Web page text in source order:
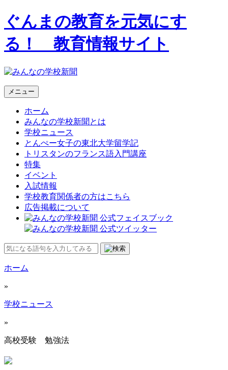
ぐんまの教育を元気にす
る！ 教育情報サイト
メニュー
ホーム
みんなの学校新聞とは
学校ニュース
とんぺー女子の東北大学留学記
トリスタンのフランス語入門講座
特集
イベント
入試情報
学校教育関係者の方はこちら
広告掲載について
ホーム
»
学校ニュース
»
高校受験 勉強法